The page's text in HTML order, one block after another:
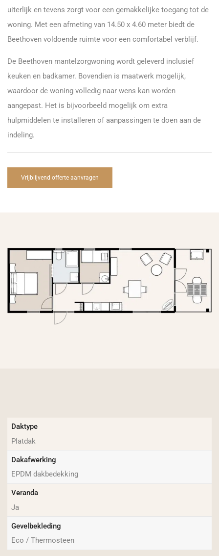
uiterlijk en tevens zorgt voor een gemakkelijke toegang tot de
woning. Met een afmeting van 14.50 x 4.60 meter biedt de
Beethoven voldoende ruimte voor een comfortabel verblijf.
De Beethoven mantelzorgwoning wordt geleverd inclusief
keuken en badkamer. Bovendien is maatwerk mogelijk,
waardoor de woning volledig naar wens kan worden
aangepast. Het is bijvoorbeeld mogelijk om extra
hulpmiddelen te installeren of aanpassingen te doen aan de
indeling.
Vrijblijvend offerte aanvragen
Daktype
Platdak
Dakafwerking
EPDM dakbedekking
Veranda
Ja
Gevelbekleding
Eco / Thermosteen